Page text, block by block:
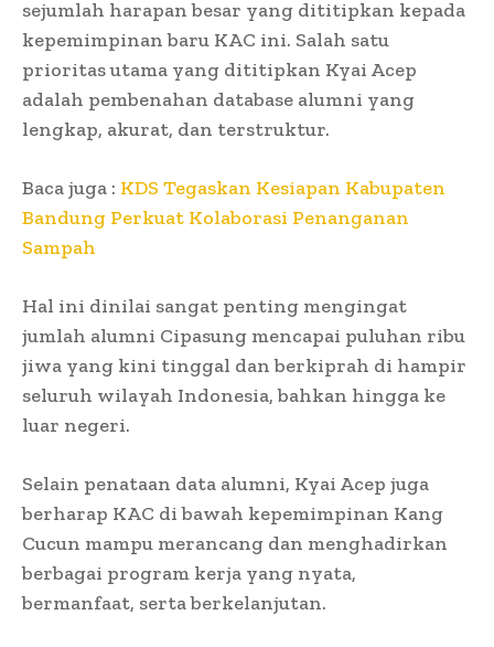
sejumlah harapan besar yang dititipkan kepada
kepemimpinan baru KAC ini. Salah satu
prioritas utama yang dititipkan Kyai Acep
adalah pembenahan database alumni yang
lengkap, akurat, dan terstruktur.
Baca juga : KDS Tegaskan Kesiapan Kabupaten
Bandung Perkuat Kolaborasi Penanganan
Sampah
Hal ini dinilai sangat penting mengingat
jumlah alumni Cipasung mencapai puluhan ribu
jiwa yang kini tinggal dan berkiprah di hampir
seluruh wilayah Indonesia, bahkan hingga ke
luar negeri.
Selain penataan data alumni, Kyai Acep juga
berharap KAC di bawah kepemimpinan Kang
Cucun mampu merancang dan menghadirkan
berbagai program kerja yang nyata,
bermanfaat, serta berkelanjutan.